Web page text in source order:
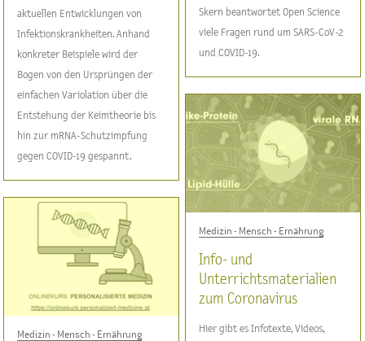
Skern beantwortet Open Science
viele Fragen rund um SARS-CoV-2
und COVID-19.
aktuellen Entwicklungen von
Infektionskrankheiten. Anhand
konkreter Beispiele wird der
Bogen von den Ursprüngen der
einfachen Variolation über die
Entstehung der Keimtheorie bis
hin zur mRNA-Schutzimpfung
gegen COVID-19 gespannt.
Medizin - Mensch - Ernährung
Info- und
Unterrichtsmaterialien
zum Coronavirus
Hier gibt es Infotexte, Videos,
Medizin - Mensch - Ernährung